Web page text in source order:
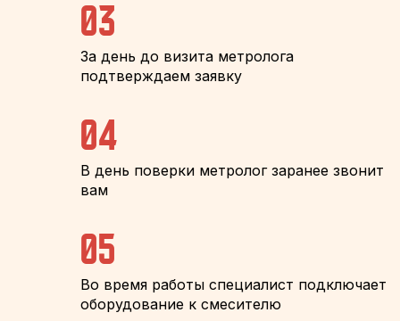
03
За день до визита метролога
подтверждаем заявку
04
В день поверки метролог заранее звонит
вам
05
Во время работы специалист подключает
оборудование к смесителю